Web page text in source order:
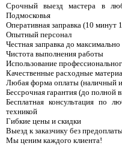
Срочный выезд мастера в
Подмосковья
Оперативная заправка (10 минут
Опытный персонал
Честная заправка до
Чистота выполнения работы
Использование
Качественные расходные
Любая форма оплаты (наличный
Бессрочная гарантия (до полной
Бесплатная консультация по
техникой
Гибкие цены и скидки
Выезд к заказчику без
Мы ценим каждого клиента!